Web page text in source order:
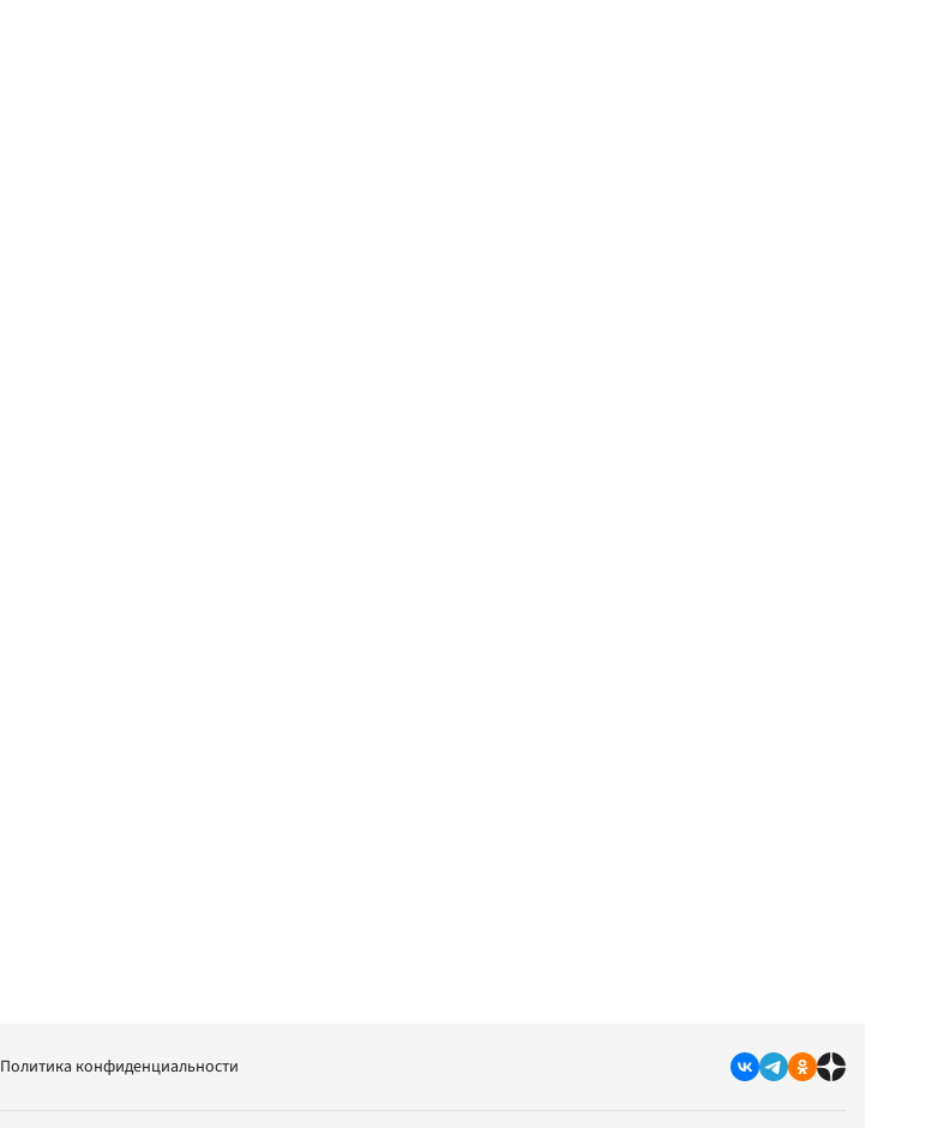
Политика конфиденциальности